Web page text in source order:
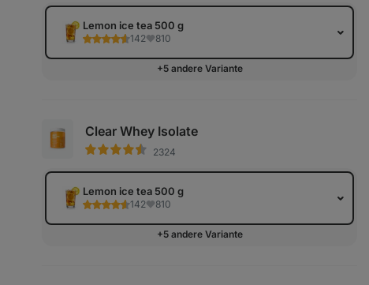
Lemon ice tea 500 g
142 810
+5 andere Variante
Clear Whey Isolate
2324
Lemon ice tea 500 g
142 810
+5 andere Variante